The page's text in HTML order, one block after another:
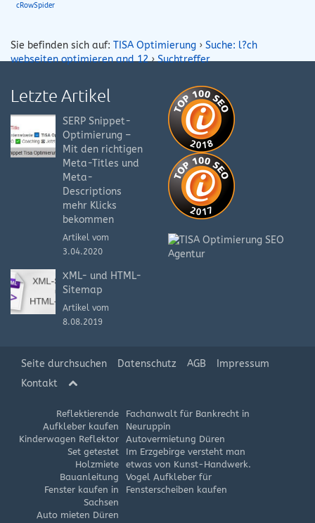
cRowSpider
Sie befinden sich auf: TISA Optimierung › Suche: l?ch
webseiten optimieren and 12›Suchtreffer
Letzte Artikel
SERP Snippet-
Optimierung –
Mit den richtigen
Meta-Titles und
Meta-
Descriptions
mehr Klicks
bekommen
Artikel vom
3.04.2020
XML- und HTML-
Sitemap
Artikel vom
8.08.2019
Seite durchsuchen Datenschutz AGB
Impressum
Kontakt
Reflektierende
Aufkleber kaufen
Kinderwagen Reflektor
Set getestet
Holzmiete
Bauanleitung
Fenster kaufen in
Sachsen
Auto mieten Düren
Fachanwalt für Bankrecht in
Neuruppin
Autovermietung Düren
Im Erzgebirge versteht man
etwas von Kunst-Handwerk.
Vogel Aufkleber für
Fensterscheiben kaufen